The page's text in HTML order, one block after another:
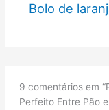
Bolo de
9 comentários em
Perfeito Entre Pão